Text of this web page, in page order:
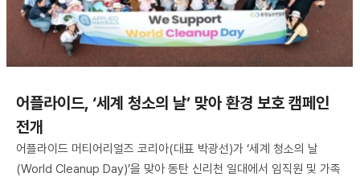
어플라이드, ‘세계 청소의 날’ 맞아 환경 보호 캠페인
전개
어플라이드 머티어리얼즈 코리아(대표 박광선)가 ‘세계 청소의 날
(World Cleanup Day)’을 맞아 동탄 신리천 일대에서 임직원 및 가족